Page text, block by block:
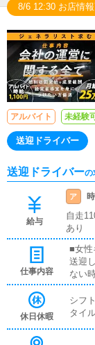
8/6 12:30 お店情
アルバイト 未経験
送迎ドライバー
送迎ドライバーの
給与
ア
自走
あり
仕事内容
■女性
送迎
ない
休日休暇
シフ
タイ